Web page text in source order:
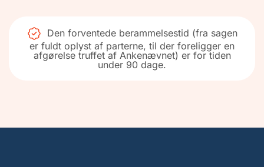
Den forventede berammelsestid (fra sagen
er fuldt oplyst af parterne, til der foreligger en
afgørelse truffet af Ankenævnet) er for tiden
under 90 dage.